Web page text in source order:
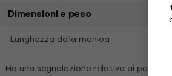
Dimensioni e peso
Lunghezza della manica
Ho una segnalazione relativa ai parametri